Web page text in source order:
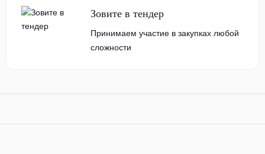
Зовите в тендер
Принимаем участие в закупках любой
сложности